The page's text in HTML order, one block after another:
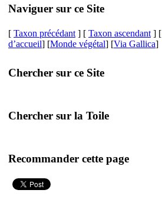
Naviguer sur ce Site
[ Taxon précédant ] [ Taxon ascendant ] [
d’accueil] [Monde végétal] [Via Gallica]
Chercher sur ce Site
Chercher sur la Toile
Recommander cette page